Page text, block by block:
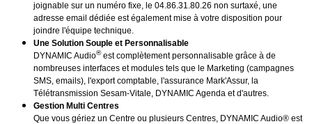
joignable sur un numéro fixe, le 04.86.31.80.26 non surtaxé, une
adresse email dédiée est également mise à votre disposition pour
joindre l'équipe technique.
Une Solution Souple et Personnalisable
DYNAMIC Audio®est complètement personnalisable grâce à de
nombreuses interfaces et modules tels que le Marketing (campagnes
SMS, emails), l'export comptable, l'assurance Mark'Assur, la
Télétransmission Sesam-Vitale, DYNAMIC Agenda et d'autres.
Gestion Multi Centres
Que vous gériez un Centre ou plusieurs Centres, DYNAMIC Audio® est